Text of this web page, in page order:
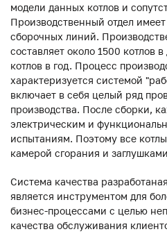
модели данных котлов и
Производственный отдел
сборочных линий.
составляет около 1500 котлов
котлов в год. Процесс
характеризуется системой
включает в себя целый ряд
производства. После сборки,
электрическим и
испытаниям. Поэтому все
камерой сгорания и
Система качества
является инструментом для
бизнес-процессами с целью
качества обслуживания